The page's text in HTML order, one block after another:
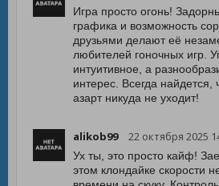
Игра просто огонь!
графика и возможность
друзьями делают её
любителей гоночных игр.
интуитивное, а
интерес. Всегда найдется,
азарт никуда не уходит!
alikob99 22 октября 2025
Ух ты, это просто кайф!
этом клондайке скорости